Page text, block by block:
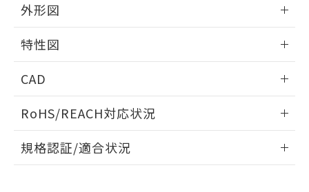
外形図
外形図
特性図
電気的耐久性曲線
CAD
ドすることができます。
ログイン/会員登録
RoHS/REACH対応状況
EU RoHS 注意事項・凡例
規格認証/適合状況